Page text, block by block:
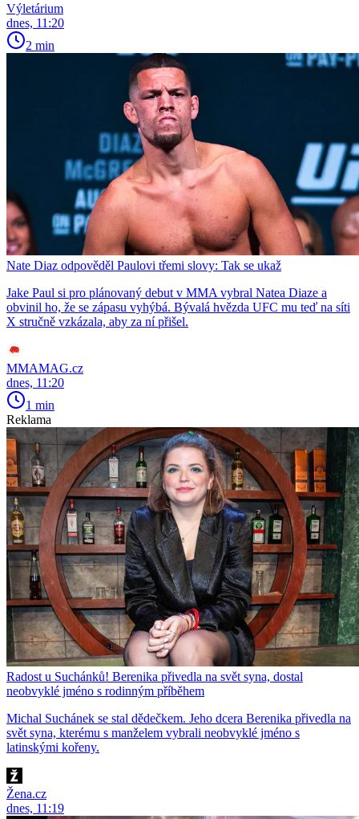
Výletárium
dnes, 11:20
2 min
Nate Diaz odpověděl Paulovi třemi slovy: Tak se ukaž
Jake Paul si pro plánovaný debut v MMA vybral Natea Diaze a
obvinil ho, že se zápasu vyhýbá. Bývalá hvězda UFC mu teď na síti
X stručně vzkázala, aby za ní přišel.
MMAMAG.cz
dnes, 11:20
1 min
Reklama
Radost u Suchánků! Berenika přivedla na svět syna, dostal
neobvyklé jméno s rodinným příběhem
Michal Suchánek se stal dědečkem. Jeho dcera Berenika přivedla na
svět syna, kterému s manželem vybrali neobvyklé jméno s
latinskými kořeny.
Žena.cz
dnes, 11:19